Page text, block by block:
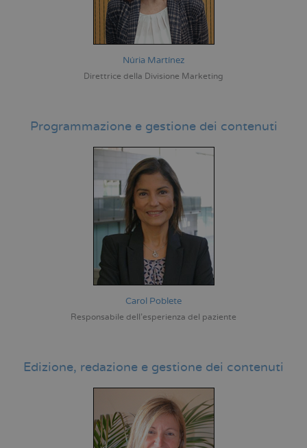
Núria Martínez
Direttrice della Divisione Marketing
Programmazione e gestione dei contenuti
Carol Poblete
Responsabile dell'esperienza del paziente
Edizione, redazione e gestione dei contenuti